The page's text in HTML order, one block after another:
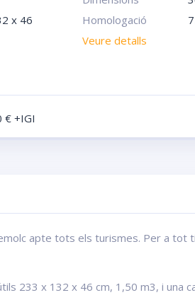
x 46 Homologació
Veure detalls
€ +IGI
apte tots els turismes. Per a tot
233 x 132 x 46 cm, 1,50 m3, i una